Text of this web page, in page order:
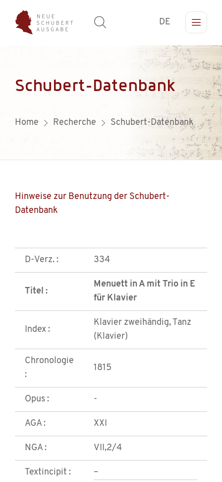
DE
Schubert-Datenbank
Home Recherche Schubert-Datenbank
Hinweise zur Benutzung der Schubert-
Datenbank
D-Verz. : 334
Titel :
Menuett in A mit Trio in E
für Klavier
Index :
Klavier zweihändig, Tanz
(Klavier)
Chronologie
:
1815
Opus : -
AGA : XXI
NGA : VII,2/4
Textincipit : –